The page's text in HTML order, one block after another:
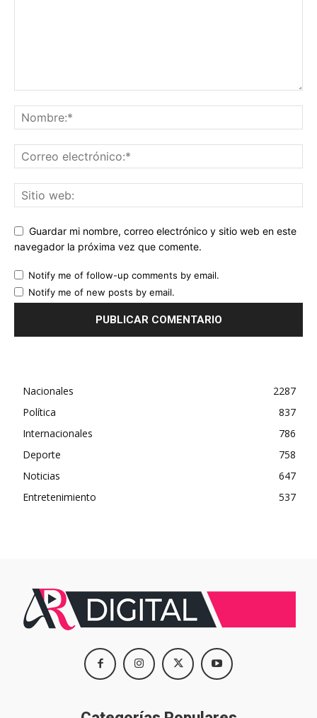
Guardar mi nombre, correo electrónico y sitio web en este
navegador la próxima vez que comente.
Notify me of follow-up comments by email.
Notify me of new posts by email.
Nacionales
2287
Política
837
Internacionales
786
Deporte
758
Noticias
647
Entretenimiento
537